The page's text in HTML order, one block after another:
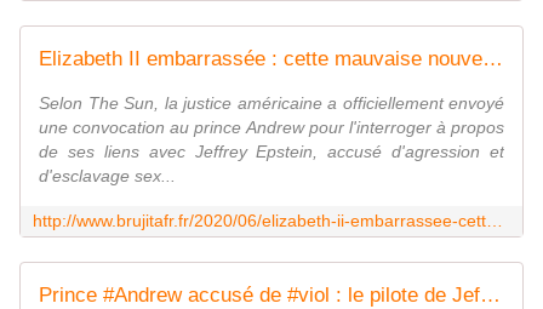
Elizabeth II embarrassée : cette mauvaise nouvelle pour le prince Andrew dans l'affaire Epstein - MOINS de BIENS PLUS de LIENS
Selon The Sun, la justice américaine a officiellement envoyé
une convocation au prince Andrew pour l'interroger à propos
de ses liens avec Jeffrey Epstein, accusé d'agression et
d'esclavage sex...
Prince #Andrew accusé de #viol : le pilote de Jeffrey #Epstein témoigne, et ça ne va pas arranger ses affaires - MOINS de BIENS PLUS de LIENS